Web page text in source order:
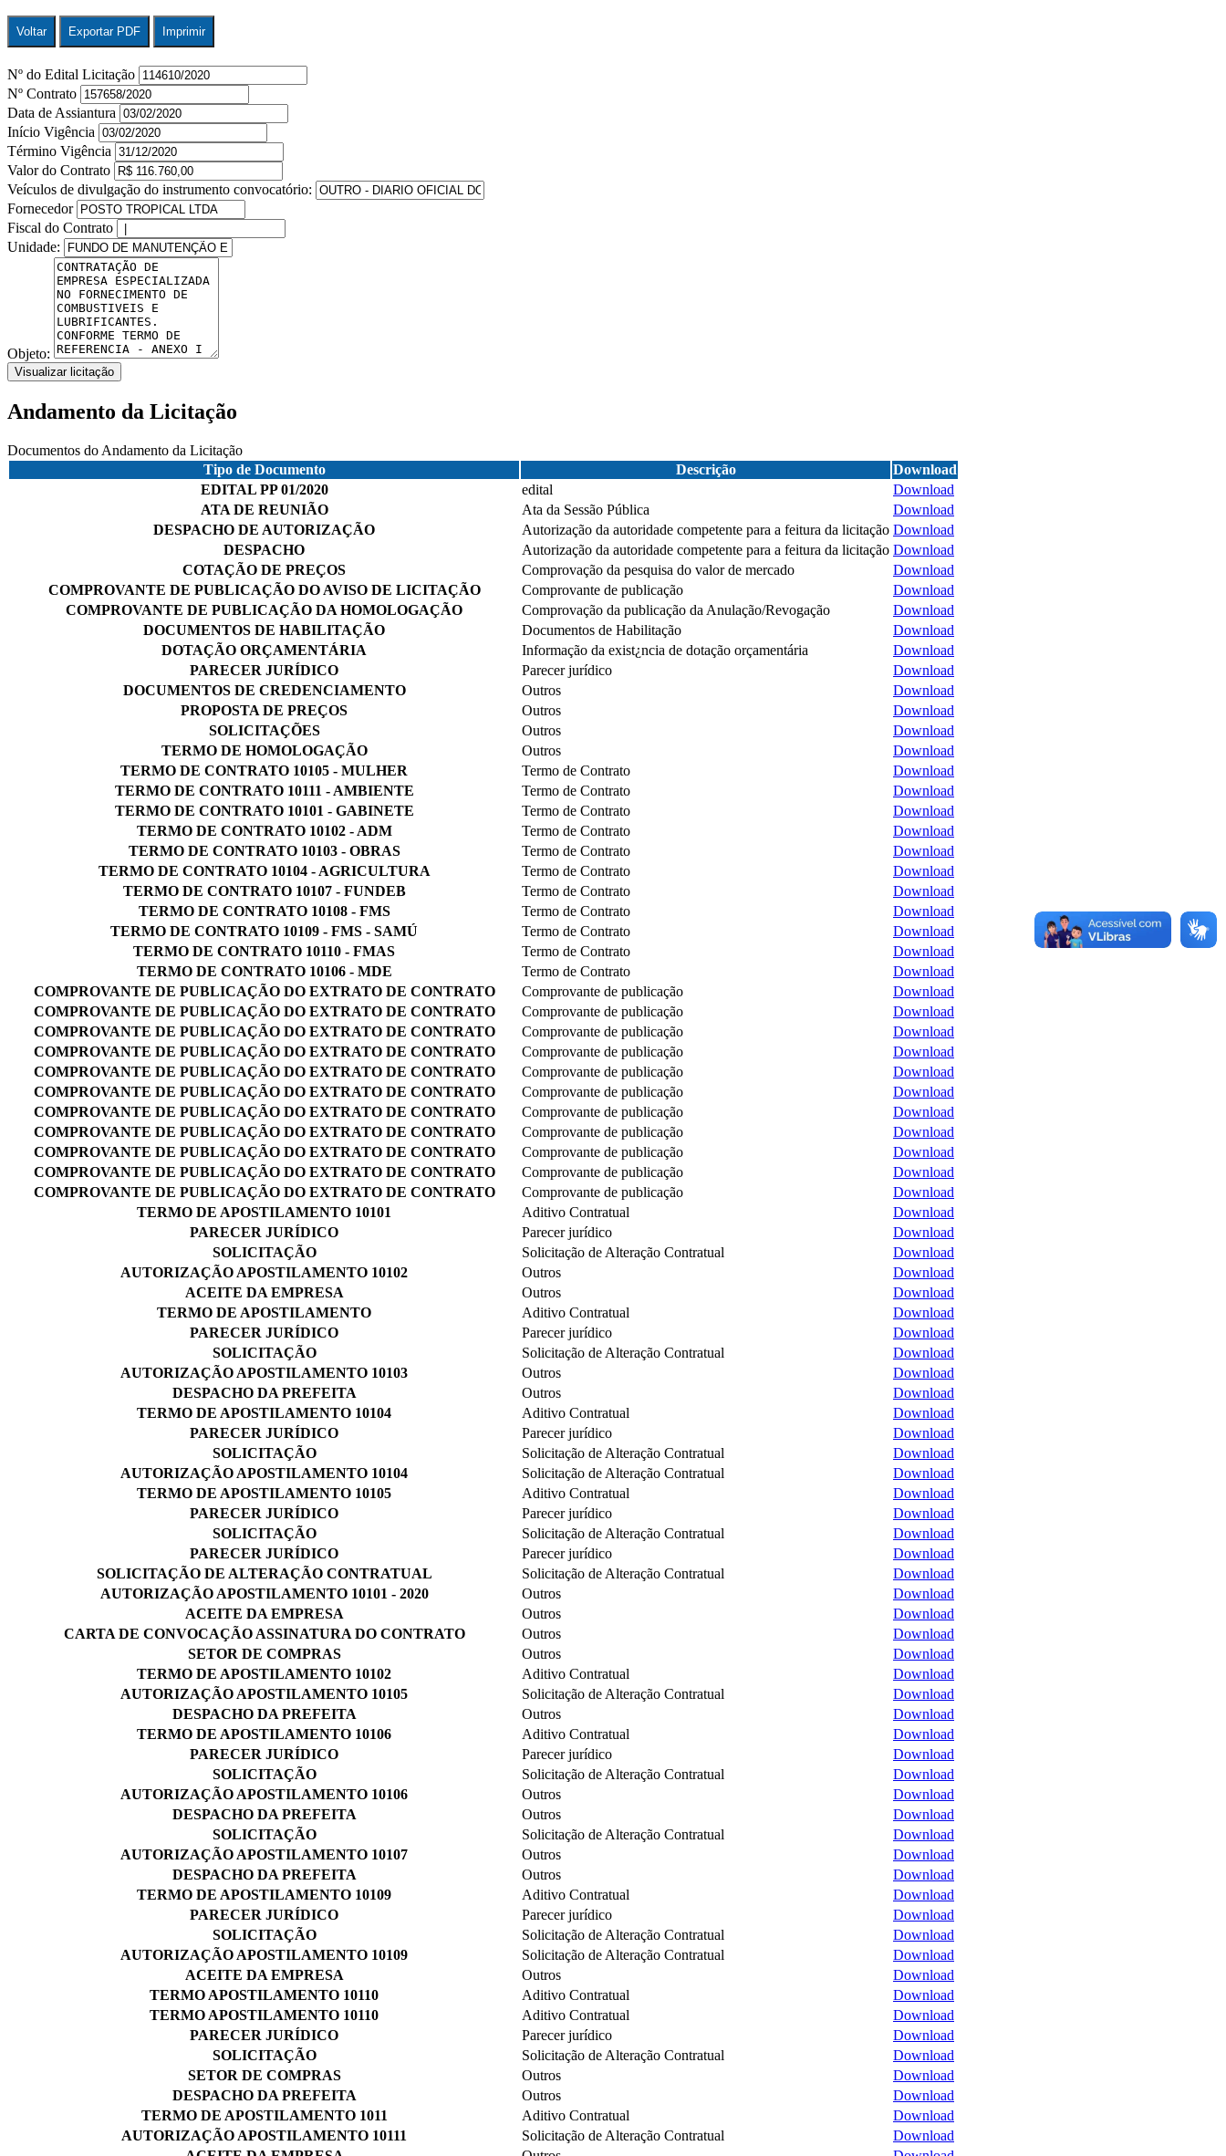
Voltar Exportar PDF Imprimir
Nº do Edital Licitação
Nº Contrato
Data de Assiantura
Início Vigência
Término Vigência
Valor do Contrato
Veículos de divulgação do instrumento convocatório:
Fornecedor
Fiscal do Contrato
Unidade:
Objeto:
Visualizar licitação
Andamento da Licitação
Documentos do Andamento da Licitação
Tipo de Documento
Descrição
Download
EDITAL PP 01/2020
edital
Download
ATA DE REUNIÃO
Ata da Sessão Pública
Download
DESPACHO DE AUTORIZAÇÃO
Autorização da autoridade competente para a feitura da licitação Download
DESPACHO
Autorização da autoridade competente para a feitura da licitação Download
COTAÇÃO DE PREÇOS
Comprovação da pesquisa do valor de mercado
Download
COMPROVANTE DE PUBLICAÇÃO DO AVISO DE LICITAÇÃO
Comprovante de publicação
Download
COMPROVANTE DE PUBLICAÇÃO DA HOMOLOGAÇÃO
Comprovação da publicação da Anulação/Revogação
Download
DOCUMENTOS DE HABILITAÇÃO
Documentos de Habilitação
Download
DOTAÇÃO ORÇAMENTÁRIA
Informação da exist¿ncia de dotação orçamentária
Download
PARECER JURÍDICO
Parecer jurídico
Download
DOCUMENTOS DE CREDENCIAMENTO
Outros
Download
PROPOSTA DE PREÇOS
Outros
Download
SOLICITAÇÕES
Outros
Download
TERMO DE HOMOLOGAÇÃO
Outros
Download
TERMO DE CONTRATO 10105 - MULHER
Termo de Contrato
Download
TERMO DE CONTRATO 10111 - AMBIENTE
Termo de Contrato
Download
TERMO DE CONTRATO 10101 - GABINETE
Termo de Contrato
Download
TERMO DE CONTRATO 10102 - ADM
Termo de Contrato
Download
TERMO DE CONTRATO 10103 - OBRAS
Termo de Contrato
Download
TERMO DE CONTRATO 10104 - AGRICULTURA
Termo de Contrato
Download
TERMO DE CONTRATO 10107 - FUNDEB
Termo de Contrato
Download
TERMO DE CONTRATO 10108 - FMS
Termo de Contrato
Download
TERMO DE CONTRATO 10109 - FMS - SAMÚ
Termo de Contrato
Download
TERMO DE CONTRATO 10110 - FMAS
Termo de Contrato
Download
TERMO DE CONTRATO 10106 - MDE
Termo de Contrato
Download
COMPROVANTE DE PUBLICAÇÃO DO EXTRATO DE CONTRATO
Comprovante de publicação
Download
COMPROVANTE DE PUBLICAÇÃO DO EXTRATO DE CONTRATO
Comprovante de publicação
Download
COMPROVANTE DE PUBLICAÇÃO DO EXTRATO DE CONTRATO
Comprovante de publicação
Download
COMPROVANTE DE PUBLICAÇÃO DO EXTRATO DE CONTRATO
Comprovante de publicação
Download
COMPROVANTE DE PUBLICAÇÃO DO EXTRATO DE CONTRATO
Comprovante de publicação
Download
COMPROVANTE DE PUBLICAÇÃO DO EXTRATO DE CONTRATO
Comprovante de publicação
Download
COMPROVANTE DE PUBLICAÇÃO DO EXTRATO DE CONTRATO
Comprovante de publicação
Download
COMPROVANTE DE PUBLICAÇÃO DO EXTRATO DE CONTRATO
Comprovante de publicação
Download
COMPROVANTE DE PUBLICAÇÃO DO EXTRATO DE CONTRATO
Comprovante de publicação
Download
COMPROVANTE DE PUBLICAÇÃO DO EXTRATO DE CONTRATO
Comprovante de publicação
Download
COMPROVANTE DE PUBLICAÇÃO DO EXTRATO DE CONTRATO
Comprovante de publicação
Download
TERMO DE APOSTILAMENTO 10101
Aditivo Contratual
Download
PARECER JURÍDICO
Parecer jurídico
Download
SOLICITAÇÃO
Solicitação de Alteração Contratual
Download
AUTORIZAÇÃO APOSTILAMENTO 10102
Outros
Download
ACEITE DA EMPRESA
Outros
Download
TERMO DE APOSTILAMENTO
Aditivo Contratual
Download
PARECER JURÍDICO
Parecer jurídico
Download
SOLICITAÇÃO
Solicitação de Alteração Contratual
Download
AUTORIZAÇÃO APOSTILAMENTO 10103
Outros
Download
DESPACHO DA PREFEITA
Outros
Download
TERMO DE APOSTILAMENTO 10104
Aditivo Contratual
Download
PARECER JURÍDICO
Parecer jurídico
Download
SOLICITAÇÃO
Solicitação de Alteração Contratual
Download
AUTORIZAÇÃO APOSTILAMENTO 10104
Solicitação de Alteração Contratual
Download
TERMO DE APOSTILAMENTO 10105
Aditivo Contratual
Download
PARECER JURÍDICO
Parecer jurídico
Download
SOLICITAÇÃO
Solicitação de Alteração Contratual
Download
PARECER JURÍDICO
Parecer jurídico
Download
SOLICITAÇÃO DE ALTERAÇÃO CONTRATUAL
Solicitação de Alteração Contratual
Download
AUTORIZAÇÃO APOSTILAMENTO 10101 - 2020
Outros
Download
ACEITE DA EMPRESA
Outros
Download
CARTA DE CONVOCAÇÃO ASSINATURA DO CONTRATO
Outros
Download
SETOR DE COMPRAS
Outros
Download
TERMO DE APOSTILAMENTO 10102
Aditivo Contratual
Download
AUTORIZAÇÃO APOSTILAMENTO 10105
Solicitação de Alteração Contratual
Download
DESPACHO DA PREFEITA
Outros
Download
TERMO DE APOSTILAMENTO 10106
Aditivo Contratual
Download
PARECER JURÍDICO
Parecer jurídico
Download
SOLICITAÇÃO
Solicitação de Alteração Contratual
Download
AUTORIZAÇÃO APOSTILAMENTO 10106
Outros
Download
DESPACHO DA PREFEITA
Outros
Download
SOLICITAÇÃO
Solicitação de Alteração Contratual
Download
AUTORIZAÇÃO APOSTILAMENTO 10107
Outros
Download
DESPACHO DA PREFEITA
Outros
Download
TERMO DE APOSTILAMENTO 10109
Aditivo Contratual
Download
PARECER JURÍDICO
Parecer jurídico
Download
SOLICITAÇÃO
Solicitação de Alteração Contratual
Download
AUTORIZAÇÃO APOSTILAMENTO 10109
Solicitação de Alteração Contratual
Download
ACEITE DA EMPRESA
Outros
Download
TERMO APOSTILAMENTO 10110
Aditivo Contratual
Download
TERMO APOSTILAMENTO 10110
Aditivo Contratual
Download
PARECER JURÍDICO
Parecer jurídico
Download
SOLICITAÇÃO
Solicitação de Alteração Contratual
Download
SETOR DE COMPRAS
Outros
Download
DESPACHO DA PREFEITA
Outros
Download
TERMO DE APOSTILAMENTO 1011
Aditivo Contratual
Download
AUTORIZAÇÃO APOSTILAMENTO 10111
Solicitação de Alteração Contratual
Download